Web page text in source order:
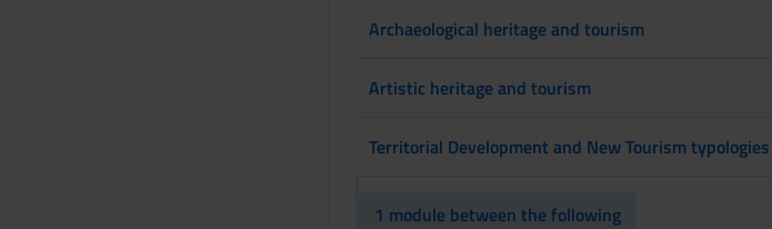
Archaeological heritage and tourism
Artistic heritage and tourism
Territorial Development and New Tourism typologies
1 module between the following